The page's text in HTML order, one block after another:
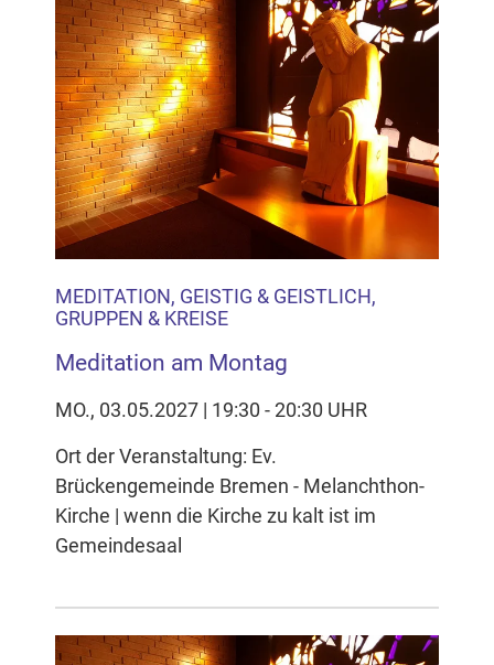
MEDITATION, GEISTIG & GEISTLICH,
GRUPPEN & KREISE
Meditation am Montag
MO., 03.05.2027 | 19:30 - 20:30 UHR
Ort der Veranstaltung: Ev.
Brückengemeinde Bremen - Melanchthon-
Kirche | wenn die Kirche zu kalt ist im
Gemeindesaal